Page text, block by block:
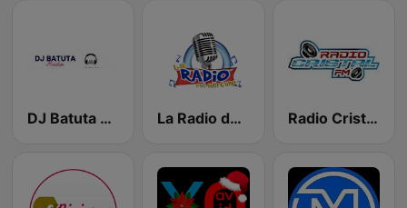
DJ Batuta Radio La Radio del Mercado Chetumal Radio Cristal FM